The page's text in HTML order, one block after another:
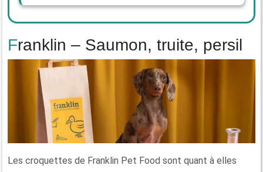
Franklin – Saumon, truite, persil
Les croquettes de Franklin Pet Food sont quant à elles